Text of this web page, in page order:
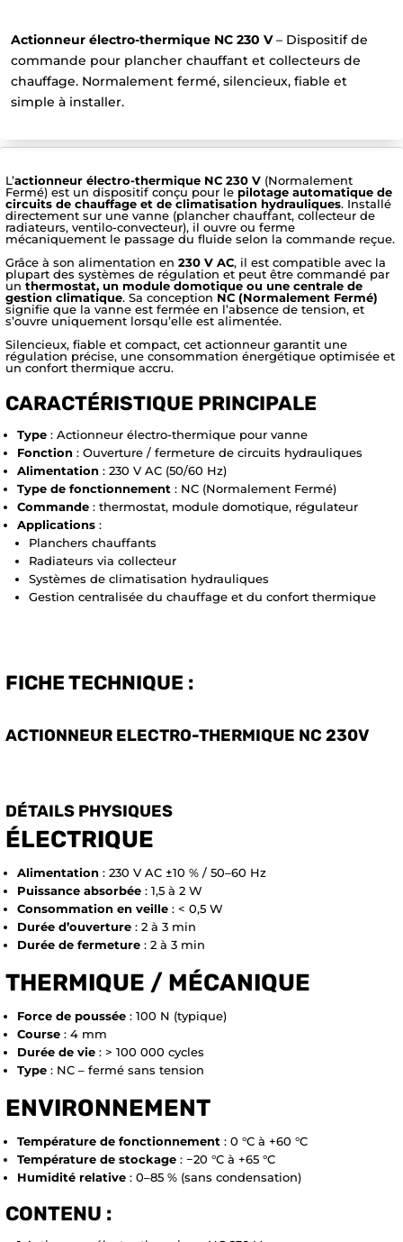
Actionneur électro-thermique NC 230 V– Dispositif de
commande pour plancher chauffant et collecteurs de
chauffage. Normalement fermé, silencieux, fiable et
simple à installer.
L’actionneur électro-thermique NC 230 V (Normalement
Fermé) est un dispositif conçu pour le pilotage automatique de
circuits de chauffage et de climatisation hydrauliques. Installé
directement sur une vanne (plancher chauffant, collecteur de
radiateurs, ventilo-convecteur), il ouvre ou ferme
mécaniquement le passage du fluide selon la commande reçue.
Grâce à son alimentation en 230 V AC, il est compatible avec la
plupart des systèmes de régulation et peut être commandé par
un thermostat, un module domotique ou une centrale de
gestion climatique. Sa conception NC (Normalement Fermé)
signifie que la vanne est fermée en l’absence de tension, et
s’ouvre uniquement lorsqu’elle est alimentée.
Silencieux, fiable et compact, cet actionneur garantit une
régulation précise, une consommation énergétique optimisée et
un confort thermique accru.
CARACTÉRISTIQUE PRINCIPALE
Type : Actionneur électro-thermique pour vanne
Fonction : Ouverture / fermeture de circuits hydrauliques
Alimentation : 230 V AC (50/60 Hz)
Type de fonctionnement : NC (Normalement Fermé)
Commande : thermostat, module domotique, régulateur
Applications :
Planchers chauffants
Radiateurs via collecteur
Systèmes de climatisation hydrauliques
Gestion centralisée du chauffage et du confort thermique
FICHE TECHNIQUE :
ACTIONNEUR ELECTRO-THERMIQUE NC 230V
DÉTAILS PHYSIQUES
ÉLECTRIQUE
Alimentation : 230 V AC ±10 % / 50–60 Hz
Puissance absorbée : 1,5 à 2 W
Consommation en veille : < 0,5 W
Durée d’ouverture : 2 à 3 min
Durée de fermeture : 2 à 3 min
THERMIQUE / MÉCANIQUE
Force de poussée : 100 N (typique)
Course : 4 mm
Durée de vie : > 100 000 cycles
Type : NC – fermé sans tension
ENVIRONNEMENT
Température de fonctionnement : 0 °C à +60 °C
Température de stockage : −20 °C à +65 °C
Humidité relative : 0–85 % (sans condensation)
CONTENU :